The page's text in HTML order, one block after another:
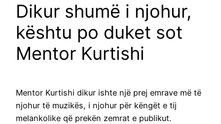
Dikur shumë i njohur,
kështu po duket sot
Mentor Kurtishi
Mentor Kurtishi dikur ishte një prej emrave më të
njohur të muzikës, i njohur për këngët e tij
melankolike që prekën zemrat e publikut.